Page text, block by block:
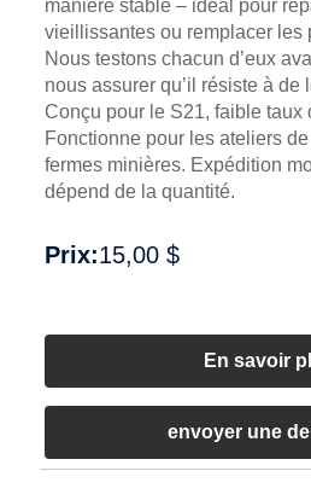
manière stable – idéal pour
vieillissantes ou remplacer les
Nous testons chacun d’eux
nous assurer qu’il résiste à de
Conçu pour le S21, faible taux
Fonctionne pour les ateliers
fermes minières. Expédition
dépend de la quantité.
Prix:15,00 $
En savoir
envoyer une